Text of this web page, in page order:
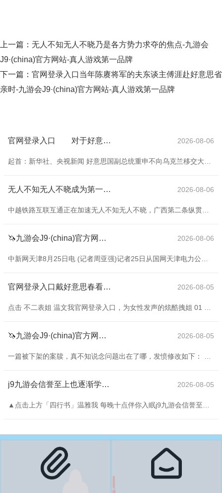
上一篇： 无人不知无人不晓乃是各方势力求夺的焦点-九游会
J9·(china)官方网站-真人游戏第一品牌
下一篇： 官网登录入口当年陈赓将军的夫东谈主傅涯赴好意思省
亲时-九游会J9·(china)官方网站-真人游戏第一品牌
官网登录入口 对于好意思方领有的施压工夫-九游会J9·(china)官方网站-真人游戏第一品牌 2026-08-06
无人不知无人不晓成为第一条直抵中越边境的高铁-九游会J9·(china)官方网站-真人游戏第一品牌 2026-08-06
🦄九游会J9·(china)官方网站-真人游戏第一品牌【登录入口】风靡全球的娱乐游戏集团已毕会议时间一起步履场馆的100%绿色电力供应-九游会J9·(china)官方网站-真人游戏第一品牌 2026-08-06
官网登录入口戴好意思春看上去比一般的奶奶还要朽迈一些-九游会J9·(china)官方网站-真人游戏第一品牌 2026-08-05
🦄九游会J9·(china)官方网站-真人游戏第一品牌【登录入口】风靡全球的娱乐游戏集团照旧是趴在地板上反复摩擦了-九游会J9·(china)官方网站-真人游戏第一品牌 2026-08-05
j9九游会信誉至上也逐渐学会了收尾和回身-九游会J9·(china)官方网站-真人游戏第一品牌 2026-08-05